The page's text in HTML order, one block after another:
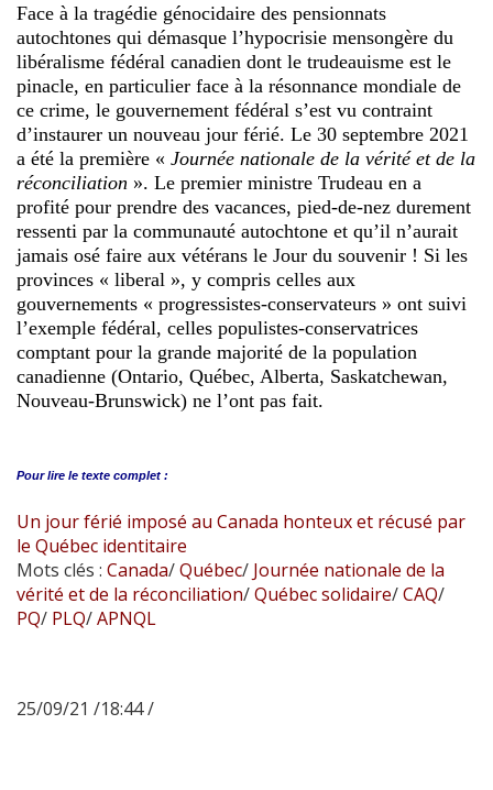
Face à la tragédie génocidaire des pensionnats
autochtones qui démasque l’hypocrisie mensongère du
libéralisme fédéral canadien dont le trudeauisme est le
pinacle, en particulier face à la résonnance mondiale de
ce crime, le gouvernement fédéral s’est vu contraint
d’instaurer un nouveau jour férié. Le 30 septembre 2021
a été la première « Journée nationale de la vérité et de la
réconciliation ». Le premier ministre Trudeau en a
profité pour prendre des vacances, pied-de-nez durement
ressenti par la communauté autochtone et qu’il n’aurait
jamais osé faire aux vétérans le Jour du souvenir ! Si les
provinces « liberal », y compris celles aux
gouvernements « progressistes-conservateurs » ont suivi
l’exemple fédéral, celles populistes-conservatrices
comptant pour la grande majorité de la population
canadienne (Ontario, Québec, Alberta, Saskatchewan,
Nouveau-Brunswick) ne l’ont pas fait.
Pour lire le texte complet :
Un jour férié imposé au Canada honteux et récusé par
le Québec identitaire
Mots clés : Canada/Québec/ Journée nationale de la
vérité et de la réconciliation/Québec solidaire/CAQ/
PQ/ PLQ/APNQL
25/09/21 /18:44 /